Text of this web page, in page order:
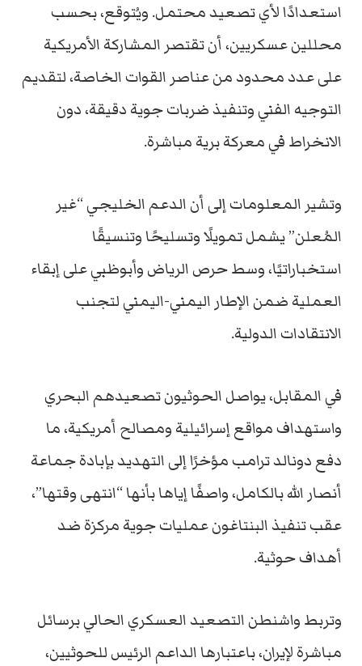
استعدادًا لأي تصعيد محتمل. ويُتوقع، بحسب
محللين عسكريين، أن تقتصر المشاركة الأمريكية
على عدد محدود من عناصر القوات الخاصة، لتقديم
التوجيه الفني وتنفيذ ضربات جوية دقيقة، دون
الانخراط في معركة برية مباشرة.
وتشير المعلومات إلى أن الدعم الخليجي “غير
المُعلن” يشمل تمويلًا وتسليحًا وتنسيقًا
استخباراتيًا، وسط حرص الرياض وأبوظبي على إبقاء
العملية ضمن الإطار اليمني-اليمني لتجنب
الانتقادات الدولية.
في المقابل، يواصل الحوثيون تصعيدهم البحري
واستهداف مواقع إسرائيلية ومصالح أمريكية، ما
دفع دونالد ترامب مؤخرًا إلى التهديد بإبادة جماعة
أنصار الله بالكامل، واصفًا إياها بأنها “انتهى وقتها”،
عقب تنفيذ البنتاغون عمليات جوية مركزة ضد
أهداف حوثية.
وتربط واشنطن التصعيد العسكري الحالي برسائل
مباشرة لإيران، باعتبارها الداعم الرئيس للحوثيين،